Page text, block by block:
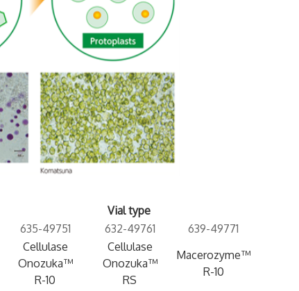
Vial type
635-49751 632-49761 639-49771
Cellulase
Onozuka™
R-10
Cellulase
Onozuka™
RS
Macerozyme™
R-10